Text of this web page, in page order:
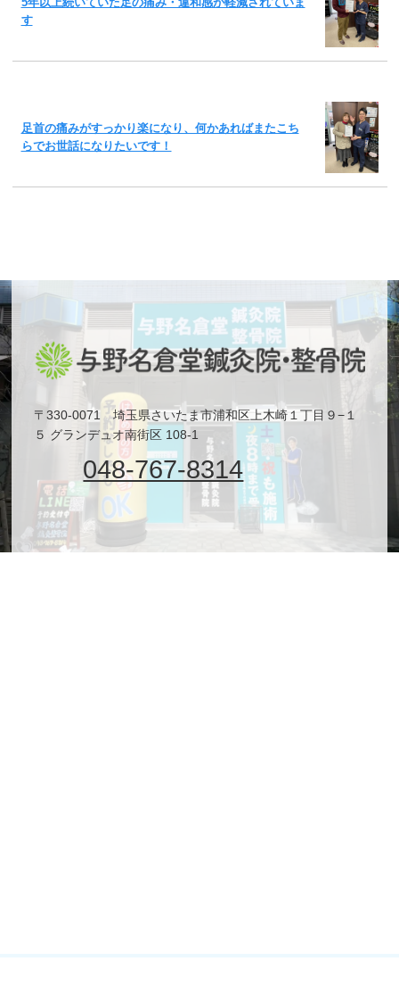
す
足首の痛みがすっかり楽になり、何かあればまたこち
らでお世話になりたいです！
〒330-0071 埼玉県さいたま市浦和区上木崎１丁目９−１
５ グランデュオ南街区 108-1
048-767-8314